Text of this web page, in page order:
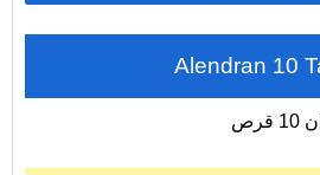
Alendran 10